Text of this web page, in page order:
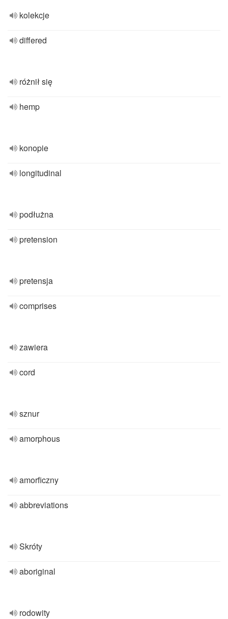
kolekcje
differed
różnił się
hemp
konopie
longitudinal
podłużna
pretension
pretensja
comprises
zawiera
cord
sznur
amorphous
amorficzny
abbreviations
Skróty
aboriginal
rodowity